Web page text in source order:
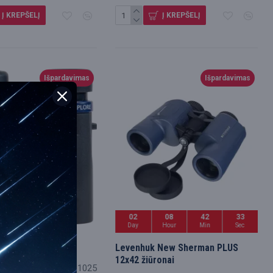
Į KREPŠELĮ Į KREPŠELĮ
Išpardavimas
F_NBN14-1025
10x25
Išpardavimas
02
Day
08
Hour
42
Min
31
Sec
Levenhuk New Sherman PLUS
12x42 žiūronai